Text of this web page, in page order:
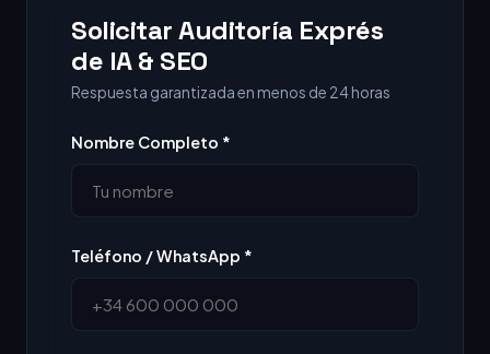
Solicitar Auditoría Exprés
de IA & SEO
Respuesta garantizada en menos de 24 horas
Nombre Completo *
Teléfono / WhatsApp *